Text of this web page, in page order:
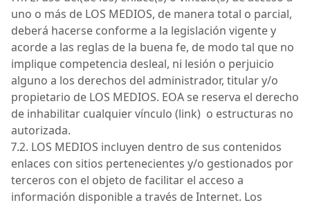
uno o más de LOS MEDIOS, de manera total o parcial,
deberá hacerse conforme a la legislación vigente y
acorde a las reglas de la buena fe, de modo tal que no
implique competencia desleal, ni lesión o perjuicio
alguno a los derechos del administrador, titular y/o
propietario de LOS MEDIOS. EOAse reserva el derecho
de inhabilitar cualquier vínculo (link) o estructuras no
autorizada.
7.2. LOS MEDIOS incluyen dentro de sus contenidos
enlaces con sitios pertenecientes y/o gestionados por
terceros con el objeto de facilitar el acceso a
información disponible a través de Internet. Los